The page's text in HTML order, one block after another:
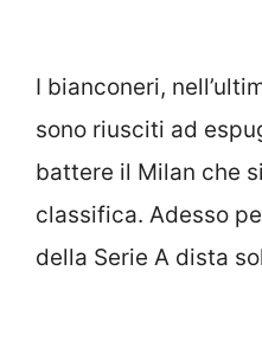
I bianconeri,
sono riusciti ad
battere il Milan che
classifica. Adesso
della Serie A dista